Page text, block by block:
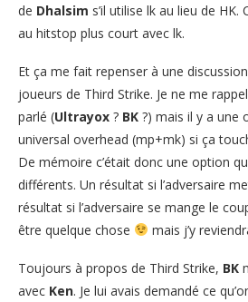
de Dhalsim s’il utilise lk au lieu de HK.
au hitstop plus court avec lk.
Et ça me fait repenser à une
joueurs de Third Strike. Je ne me
parlé (Ultrayox ? BK ?) mais il y a une
universal overhead (mp+mk) si ça
De mémoire c’était donc une option
différents. Un résultat si l’adversaire
résultat si l’adversaire se mange le
être quelque chose
mais j’y
Toujours à propos de Third Strike, BK
avec Ken. Je lui avais demandé ce